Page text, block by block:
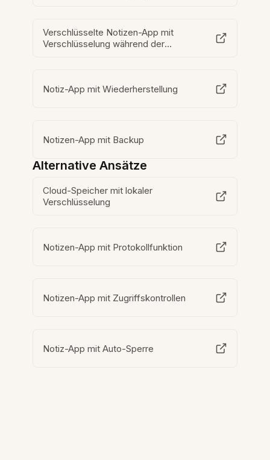
Verschlüsselte Notizen-App mit
Verschlüsselung während der
Notiz-App mit Wiederherstellung
Notizen-App mit Backup
Alternative Ansätze
Cloud-Speicher mit lokaler
Verschlüsselung
Notizen-App mit Protokollfunktion
Notizen-App mit Zugriffskontrollen
Notiz-App mit Auto-Sperre